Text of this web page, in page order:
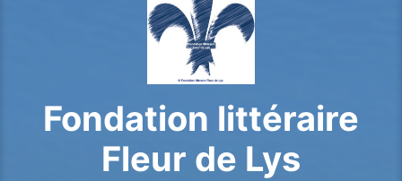
Fondation littéraire
Fleur de Lys